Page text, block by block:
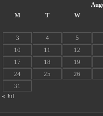
M
T W
3
4 5
10
11 12
17
18 19
24
25 26
31
« Jul